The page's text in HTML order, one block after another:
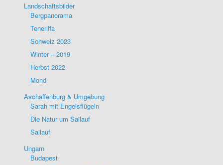
Landschaftsbilder
Bergpanorama
Teneriffa
Schweiz 2023
Winter – 2019
Herbst 2022
Mond
Aschaffenburg & Umgebung
Sarah mit Engelsflügeln
Die Natur um Sailauf
Sailauf
Ungarn
Budapest